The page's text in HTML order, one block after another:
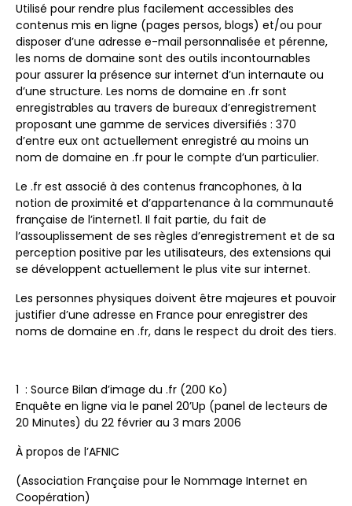
Utilisé pour rendre plus facilement accessibles des
contenus mis en ligne (pages persos, blogs) et/ou pour
disposer d’une adresse e-mail personnalisée et pérenne,
les noms de domaine sont des outils incontournables
pour assurer la présence sur internet d’un internaute ou
d’une structure. Les noms de domaine en .fr sont
enregistrables au travers de bureaux d’enregistrement
proposant une gamme de services diversifiés : 370
d’entre eux ont actuellement enregistré au moins un
nom de domaine en .fr pour le compte d’un particulier.
Le .fr est associé à des contenus francophones, à la
notion de proximité et d’appartenance à la communauté
française de l’internet1. Il fait partie, du fait de
l’assouplissement de ses règles d’enregistrement et de sa
perception positive par les utilisateurs, des extensions qui
se développent actuellement le plus vite sur internet.
Les personnes physiques doivent être majeures et pouvoir
justifier d’une adresse en France pour enregistrer des
noms de domaine en .fr, dans le respect du droit des tiers.
1 : Source Bilan d’image du .fr (200 Ko)
Enquête en ligne via le panel 20’Up (panel de lecteurs de
20 Minutes) du 22 février au 3 mars 2006
À propos de l’AFNIC
(Association Française pour le Nommage Internet en
Coopération)